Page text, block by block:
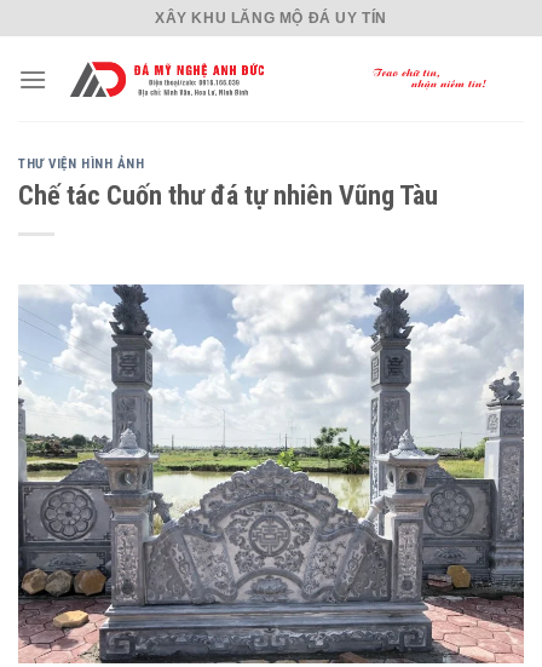
content
XÂY KHU LĂNG MỘ ĐÁ UY TÍN
THƯ VIỆN HÌNH ẢNH
Chế tác Cuốn thư đá tự nhiên Vũng Tàu